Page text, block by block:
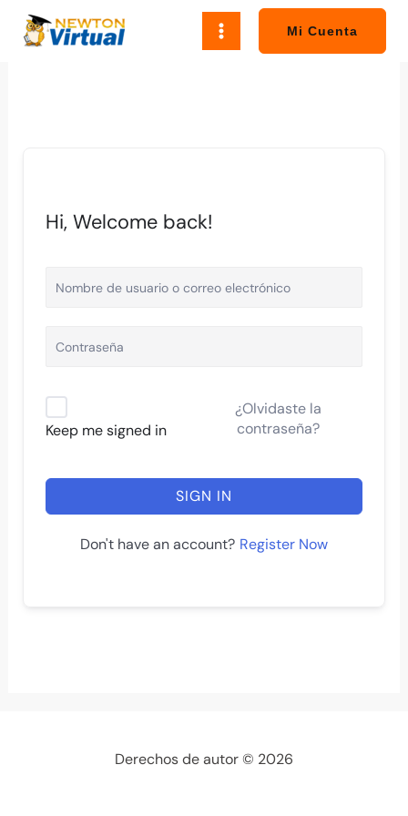
Mi Cuenta
Hi, Welcome back!
Keep me signed in
¿Olvidaste la
contraseña?
SIGN IN
Don't have an account? Register Now
Derechos de autor © 2026